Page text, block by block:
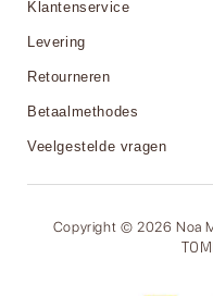
Klantenservice
Levering
Retourneren
Betaalmethodes
Veelgestelde vragen
Copyright © 2026 Noa